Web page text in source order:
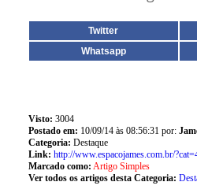
Twitter
Whatsapp
Visto: 3004
Postado em: 10/09/14 às 08:56:31 por:
Categoria: Destaque
Link: http://www.espacojames.com.br/
Marcado como: Artigo Simples
Ver todos os artigos desta Categoria: